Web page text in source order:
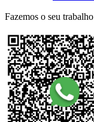
Fazemos o seu trabalho